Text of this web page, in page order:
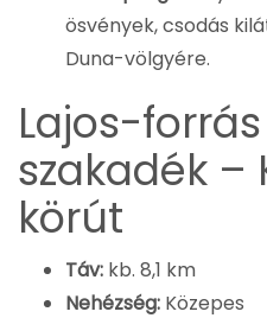
ösvények, csodás
Duna-völgyére.
Lajos-
szakadék –
körút
Táv: kb. 8,1 km
Nehézség: Közepes